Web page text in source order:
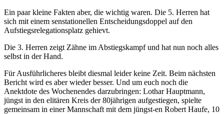
Ein paar kleine Fakten aber, die wichtig waren. Die 5. Herren hat
sich mit einem senstationellen Entscheidungsdoppel auf den
Aufstiegsrelegationsplatz gehievt.
Die 3. Herren zeigt Zähne im Abstiegskampf und hat nun noch alles
selbst in der Hand.
Für Ausführlicheres bleibt diesmal leider keine Zeit. Beim nächsten
Bericht wird es aber wieder besser. Und um euch noch die
Anektdote des Wochenendes darzubringen: Lothar Hauptmann,
jüngst in den elitären Kreis der 80jährigen aufgestiegen, spielte
gemeinsam in einer Mannschaft mit dem jüngst-en Robert Haufe, 10